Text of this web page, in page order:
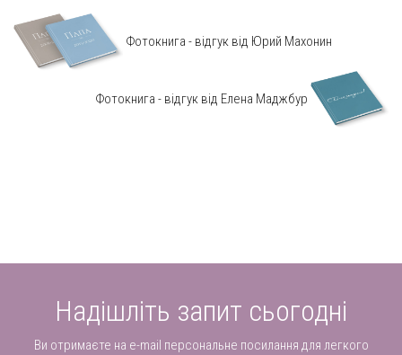
Фотокнига - відгук від Юрий Махонин
Фотокнига - відгук від Елена Маджбур
Надішліть запит сьогодні
Ви отримаєте на e-mail персональне посилання для легкого